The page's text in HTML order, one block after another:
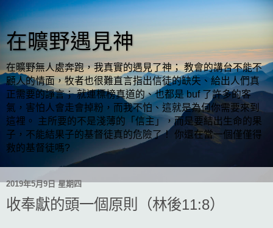
在曠野遇見神
在曠野無人處奔跑，我真實的遇見了神； 教會的講台不能不
顧人的情面，牧者也很難直言指出信徒的缺失、給出人們真
正需要的諍言； 就連標榜真道的、也都是 buf 了許多的客
氣，害怕人會走會掉粉，而我不怕、這就是為何你需要來到
這裡。 主所要的不是淺薄的「信主」，而是要結出生命的果
子，不能結果子的基督徒真的危險了！ 你還在當一個僅僅得
救的基督徒嗎?
2019年5月9日 星期四
收奉獻的頭一個原則（林後11:8）